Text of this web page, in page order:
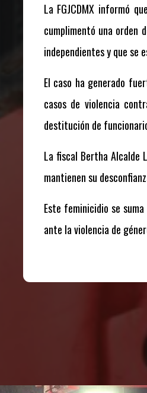
La FGJCDMX informó
cumplimentó una orden
independientes y que se
El caso ha generado
casos de violencia
destitución de
La fiscal Bertha Alcalde
mantienen su
Este feminicidio se
ante la violencia de